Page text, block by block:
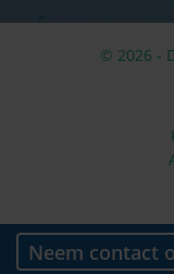
© 2026 -
Neem contact